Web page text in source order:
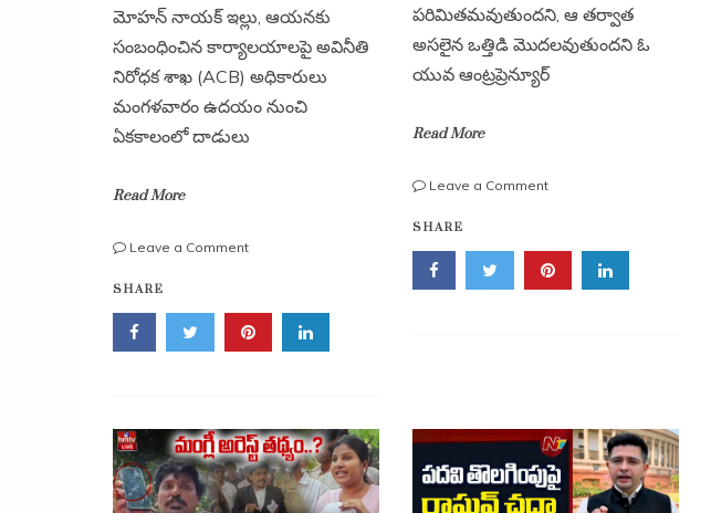
మోహన్ నాయక్ ఇల్లు, ఆయనకు
సంబంధించిన కార్యాలయాలపై అవినీతి
నిరోధక శాఖ (ACB) అధికారులు
మంగళవారం ఉదయం నుంచి
ఏకకాలంలో దాడులు
Read More
Leave a Commenton
ఇంజినీర్
మోహన్
నాయక్
రూ.200
కోట్ల
అక్రమాస్తులు?
SHARE
పరిమితమవుతుందని, ఆ తర్వాత
అసలైన ఒత్తిడి మొదలవుతుందని ఓ
యువ ఆంట్రప్రెన్యూర్
Read More
Leave a Commenton
….స్వేచ్ఛ
11
నిమిషాల
SHARE